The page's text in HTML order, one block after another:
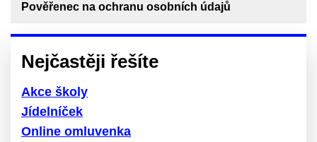
Pověřenec na ochranu osobních údajů
Nejčastěji řešíte
Akce školy
Jídelníček
Online omluvenka